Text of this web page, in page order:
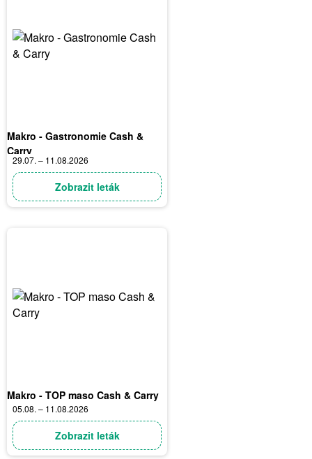
Makro - Gastronomie Cash &
Carry
29.07. – 11.08.2026
Zobrazit leták
Makro - TOP maso Cash & Carry
05.08. – 11.08.2026
Zobrazit leták